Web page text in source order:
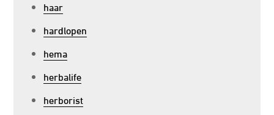
haar
hardlopen
hema
herbalife
herborist